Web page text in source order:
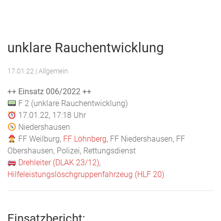
Feuerwehr
unklare Rauchentwicklung
17.01.22 | Allgemein
++ Einsatz 006/2022 ++
F 2 (unklare Rauchentwicklung)
17.01.22, 17:18 Uhr
Niedershausen
FF Weilburg, FF Löhnberg, FF Niedershausen, FF
Obershausen, Polizei, Rettungsdienst
Drehleiter (DLAK 23/12),
Hilfeleistungslöschgruppenfahrzeug (HLF 20)